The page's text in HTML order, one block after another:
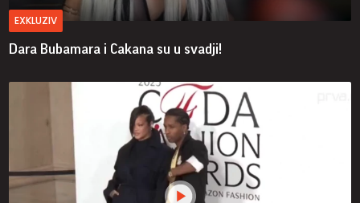
EXKLUZIV
Dara Bubamara i Cakana su u svadji!